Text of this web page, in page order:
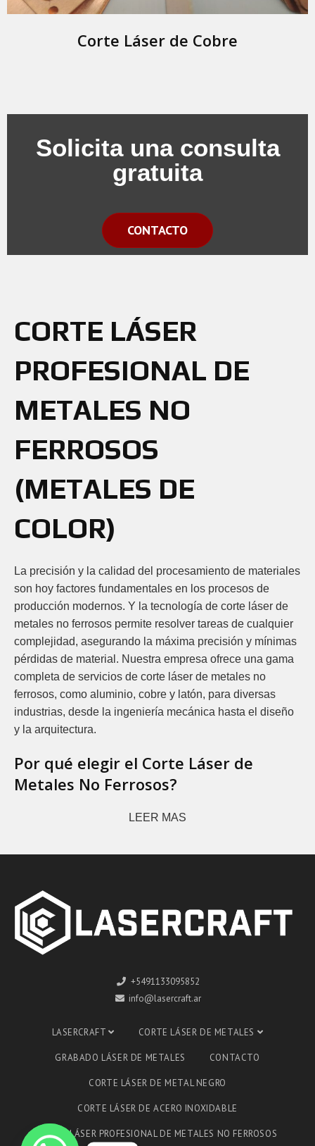
Corte Láser de Cobre
Solicita una consulta
gratuita
CONTACTO
CORTE LÁSER
PROFESIONAL DE
METALES NO
FERROSOS
(METALES DE
COLOR)
La precisión y la calidad del procesamiento de materiales
son hoy factores fundamentales en los procesos de
producción modernos. Y la tecnología de corte láser de
metales no ferrosos permite resolver tareas de cualquier
complejidad, asegurando la máxima precisión y mínimas
pérdidas de material. Nuestra empresa ofrece una gama
completa de servicios de corte láser de metales no
ferrosos, como aluminio, cobre y latón, para diversas
industrias, desde la ingeniería mecánica hasta el diseño
y la arquitectura.
Por qué elegir el Corte Láser de
Metales No Ferrosos?
LEER MAS
+5491133095852
info@lasercraft.ar
LASERCRAFT CORTE LÁSER DE METALES
GRABADO LÁSER DE METALES CONTACTO
CORTE LÁSER DE METAL NEGRO
CORTE LÁSER DE ACERO INOXIDABLE
CORTE LÁSER PROFESIONAL DE METALES NO FERROSOS